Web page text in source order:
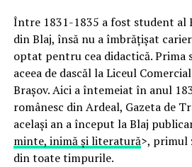
Între 1831-1835 a fost student al
din Blaj, însă nu a îmbrăţişat
optat pentru cea didactică. Prima
aceea de dascăl la Liceul
Braşov. Aici a întemeiat în anul
românesc din Ardeal, Gazeta de
acelaşi an a început la Blaj
minte, inimă şi literatură>, primul
din toate timpurile.